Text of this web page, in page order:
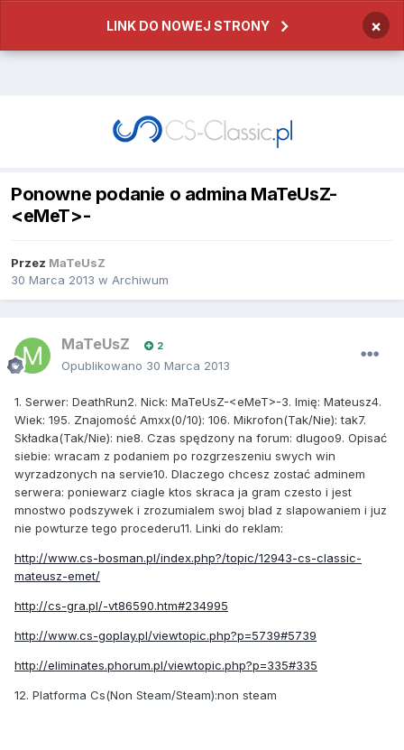
LINK DO NOWEJ STRONY ×
Ponowne podanie o admina MaTeUsZ-
<eMeT>-
Przez MaTeUsZ
30 Marca 2013 w Archiwum
MaTeUsZ 2
Opublikowano 30 Marca 2013
1. Serwer: DeathRun2. Nick: MaTeUsZ-<eMeT>-3. Imię: Mateusz4.
Wiek: 195. Znajomość Amxx(0/10): 106. Mikrofon(Tak/Nie): tak7.
Składka(Tak/Nie): nie8. Czas spędzony na forum: dlugoo9. Opisać
siebie: wracam z podaniem po rozgrzeszeniu swych win
wyrzadzonych na servie10. Dlaczego chcesz zostać adminem
serwera: poniewarz ciagle ktos skraca ja gram czesto i jest
mnostwo podszywek i zrozumialem swoj blad z slapowaniem i juz
nie powturze tego procederu11. Linki do reklam:
http://www.cs-bosman.pl/index.php?/topic/12943-cs-classic-
mateusz-emet/
http://cs-gra.pl/-vt86590.htm#234995
http://www.cs-goplay.pl/viewtopic.php?p=5739#5739
http://eliminates.phorum.pl/viewtopic.php?p=335#335
12. Platforma Cs(Non Steam/Steam):non steam